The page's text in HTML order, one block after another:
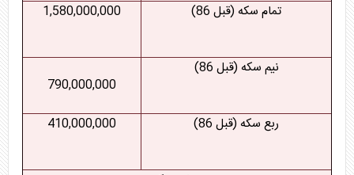
تمام سکه (قبل 86) 1,580,000,000
نیم سکه (قبل 86)
790,000,000
ربع سکه (قبل 86)
410,000,000